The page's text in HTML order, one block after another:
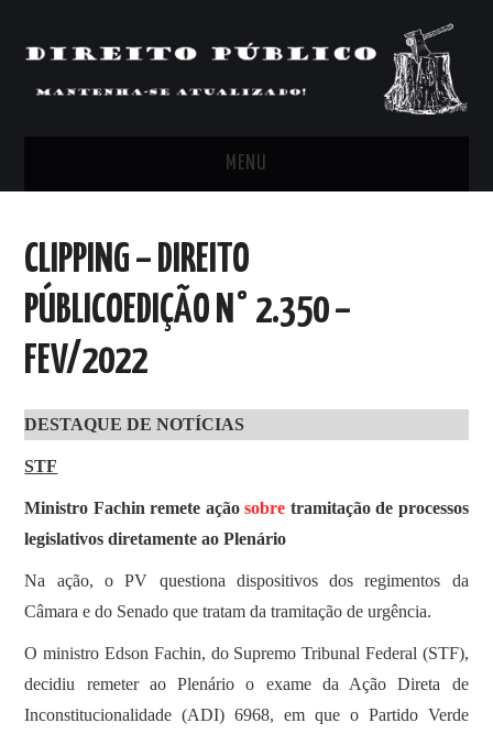
MENU
ARTIGOS, COMENTÁRIOS E PONTOS
CONTATO
SOBRE
CLIPPING – DIREITO
PÚBLICOEDIÇÃO N° 2.350 –
FEV/2022
DESTAQUE DE NOTÍCIAS
STF
Ministro Fachin remete açãosobre tramitação de processos
legislativos diretamente ao Plenário
Na ação, o PV questiona dispositivos dos regimentos da
Câmara e do Senado que tratam da tramitação de urgência.
O ministro Edson Fachin, do Supremo Tribunal Federal (STF),
decidiu remeter ao Plenário o exame da Ação Direta de
Inconstitucionalidade (ADI) 6968, em que o Partido Verde